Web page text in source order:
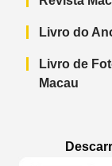
Livro do
Livro de
Macau